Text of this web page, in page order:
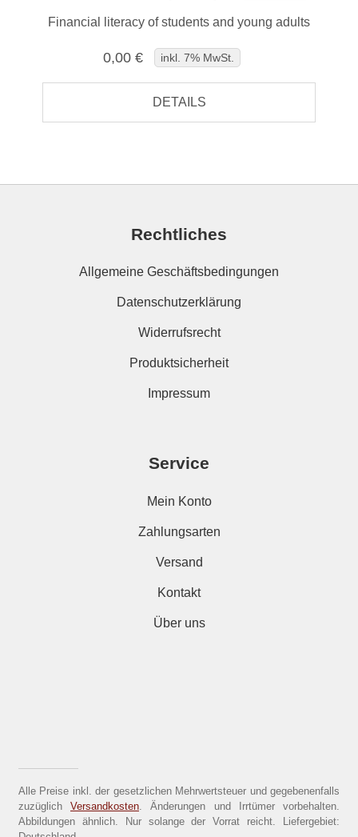
Financial literacy of students and young adults
0,00 € inkl. 7% MwSt.
DETAILS
Rechtliches
Allgemeine Geschäftsbedingungen
Datenschutzerklärung
Widerrufsrecht
Produktsicherheit
Impressum
Service
Mein Konto
Zahlungsarten
Versand
Kontakt
Über uns
Alle Preise inkl. der gesetzlichen Mehrwertsteuer und gegebenenfalls
zuzüglich Versandkosten. Änderungen und Irrtümer vorbehalten.
Abbildungen ähnlich. Nur solange der Vorrat reicht. Liefergebiet: